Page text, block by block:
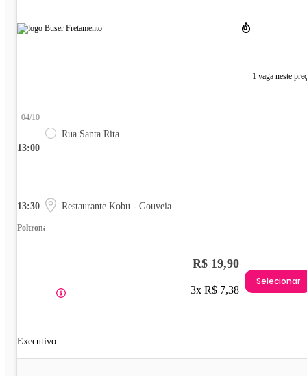
1 vaga neste
13:00
04/10
Rua Santa Rita
13:30 Restaurante Kobu - Gouveia
Poltrona
Executivo
R$ 19,90
3x R$ 7,38
Selecionar